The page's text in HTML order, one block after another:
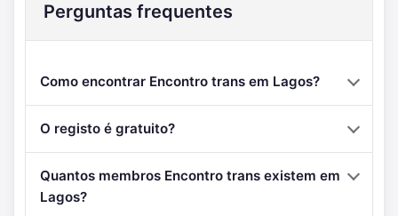
Perguntas frequentes
Como encontrar Encontro trans em Lagos?
O registo é gratuito?
Quantos membros Encontro trans existem em
Lagos?